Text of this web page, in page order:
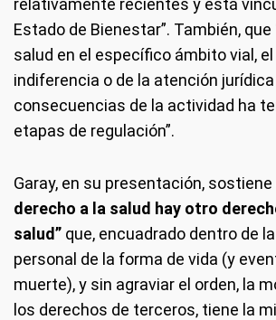
relativamente recientes y está
Estado de Bienestar”. También,
salud en el específico ámbito vial,
indiferencia o de la atención
consecuencias de la actividad ha
etapas de regulación”.
Garay, en su presentación, sostiene
derecho a la salud hay otro
salud” que, encuadrado dentro de
personal de la forma de vida (y
muerte), y sin agraviar el orden, la
los derechos de terceros, tiene la